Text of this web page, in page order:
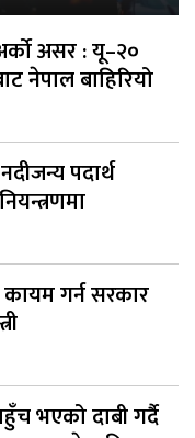
असर : यू–२०
नेपाल बाहिरियो
पदार्थ
कायम गर्न सरकार
भएको दाबी गर्दै